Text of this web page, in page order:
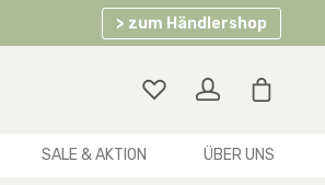
> zum Händlershop
SALE & AKTION ÜBER UNS